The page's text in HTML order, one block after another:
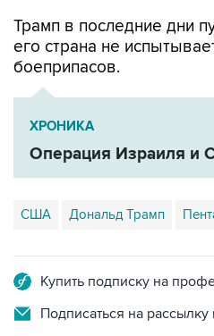
Трамп в последние дни
его страна не
боеприпасов.
ХРОНИКА
Операция Израиля и
США Дональд Трамп
Купить подписку на
Подписаться на рассылку